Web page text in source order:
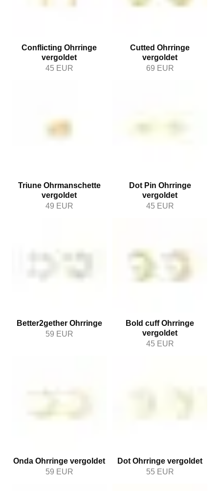
Conflicting Ohrringe
vergoldet
45 EUR
Cutted Ohrringe
vergoldet
69 EUR
Triune Ohrmanschette
vergoldet
49 EUR
Dot Pin Ohrringe
vergoldet
45 EUR
Better2gether Ohrringe
59 EUR
Bold cuff Ohrringe
vergoldet
45 EUR
Onda Ohrringe vergoldet
59 EUR
Dot Ohrringe vergoldet
55 EUR